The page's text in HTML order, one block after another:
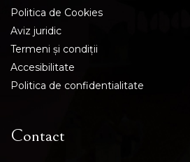
Politica de Cookies
Aviz juridic
Termeni și condiții
Accesibilitate
Politica de confidentialitate
Contact